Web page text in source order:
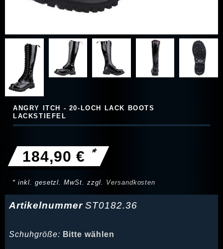
ANGRY ITCH - 20-LOCH LACK BOOTS
LACKSTIEFEL
184,90 € *
* inkl. gesetzl. MwSt. zzgl. Versandkosten
ArtikelnummerST0182.36
Schuhgröße: Bitte wählen